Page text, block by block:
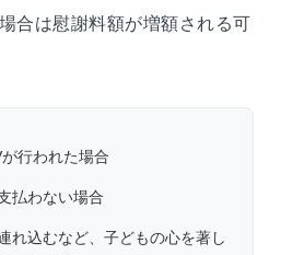
合は慰謝料額が増額される可
行われた場合
払わない場合
れ込むなど、子どもの心を著し